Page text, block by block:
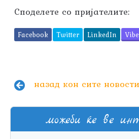
Споделете со пријателите:
Facebook Twitter LinkedIn
назад кон сите
можеби ќе ве